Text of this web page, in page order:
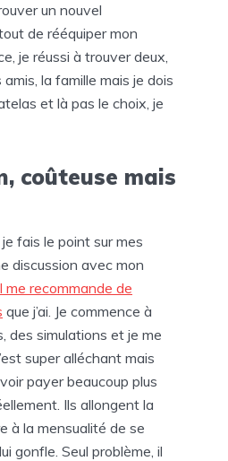
un nouvel
de rééquiper mon
je réussi à trouver deux,
la famille mais je dois
et là pas le choix, je
coûteuse mais
fais le point sur mes
discussion avec mon
me recommande de
que j’ai. Je commence à
des simulations et je me
super alléchant mais
payer beaucoup plus
Ils allongent la
à la mensualité de se
gonfle. Seul problème, il